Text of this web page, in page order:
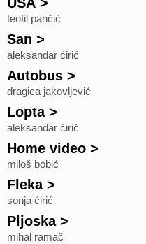
USA >
teofil pančić
San >
aleksandar ćirić
Autobus >
dragica jakovljević
Lopta>
aleksandar ćirić
Home video >
miloš bobić
Fleka>
sonja ćirić
Pljoska>
mihal ramač